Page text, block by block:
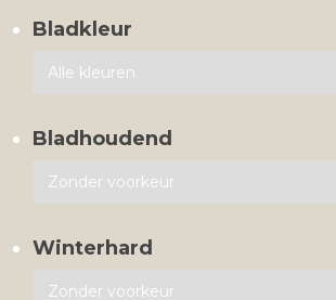
Bladkleur
Bladhoudend
Winterhard